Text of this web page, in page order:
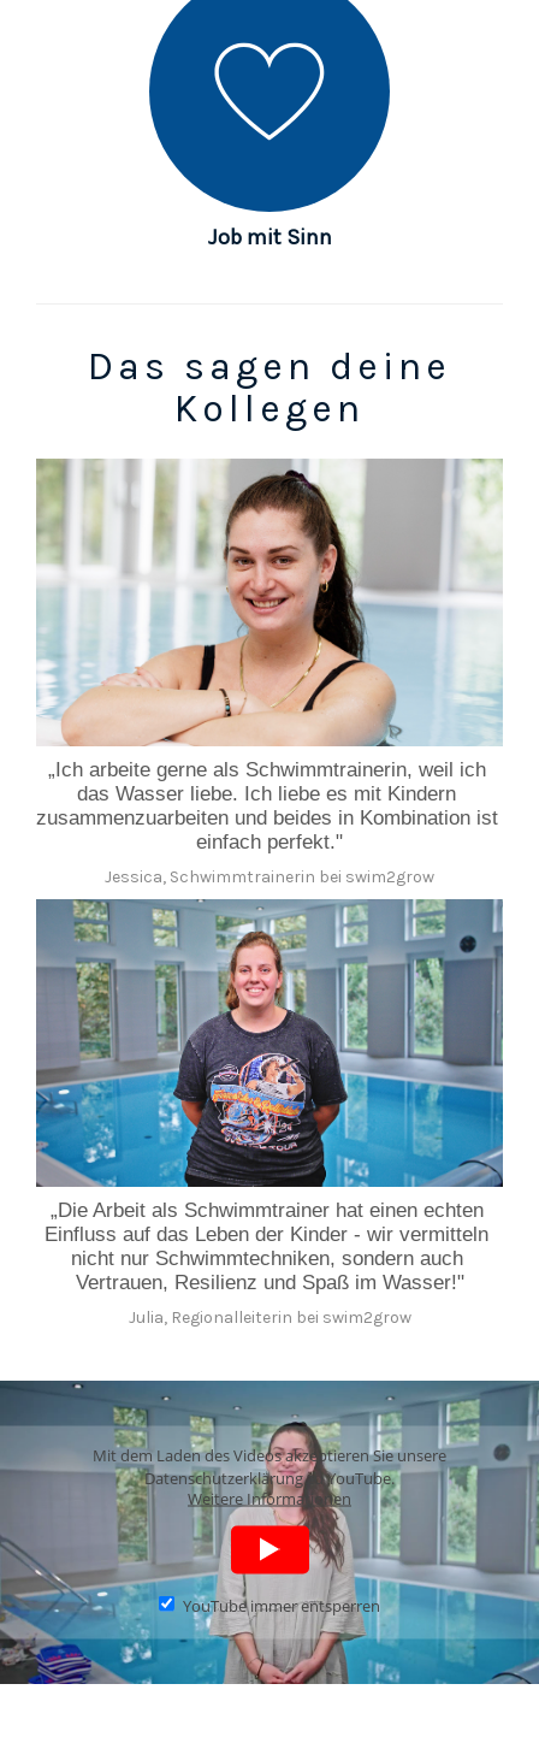
Job mit Sinn
Das sagen deine
Kollegen
„Ich arbeite gerne als Schwimmtrainerin, weil ich
das Wasser liebe. Ich liebe es mit Kindern
zusammenzuarbeiten und beides in Kombination ist
einfach perfekt."
Jessica, Schwimmtrainerin bei swim2grow
„Die Arbeit als Schwimmtrainer hat einen echten
Einfluss auf das Leben der Kinder - wir vermitteln
nicht nur Schwimmtechniken, sondern auch
Vertrauen, Resilienz und Spaß im Wasser!"
Julia, Regionalleiterin bei swim2grow
Mit dem Laden des Videos akzeptieren Sie unsere
Datenschutzerklärung zu YouTube.
Weitere Informationen
YouTube immer entsperren